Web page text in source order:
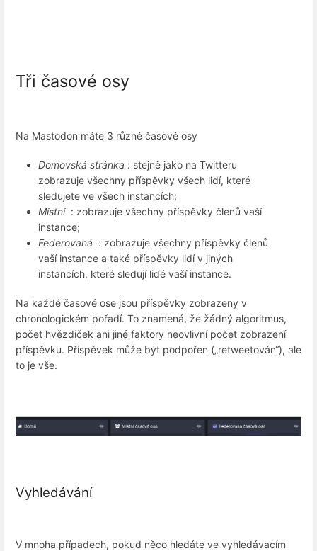
Tři časové osy
Na Mastodon máte 3 různé časové osy
Domovská stránka : stejně jako na Twitteru
zobrazuje všechny příspěvky všech lidí, které
sledujete ve všech instancích;
Místní : zobrazuje všechny příspěvky členů vaší
instance;
Federovaná : zobrazuje všechny příspěvky členů
vaší instance a také příspěvky lidí v jiných
instancích, které sledují lidé vaší instance.
Na každé časové ose jsou příspěvky zobrazeny v
chronologickém pořadí. To znamená, že žádný algoritmus,
počet hvězdiček ani jiné faktory neovlivní počet zobrazení
příspěvku. Příspěvek může být podpořen („retweetován“), ale
to je vše.
Vyhledávání
V mnoha případech, pokud něco hledáte ve vyhledávacím